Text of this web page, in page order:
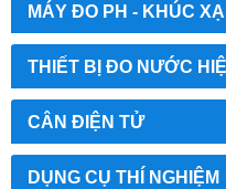
MÁY ĐO PH - KHÚC
THIẾT BỊ ĐO NƯỚC
CÂN ĐIỆN TỬ
DỤNG CỤ THÍ NGHIỆM